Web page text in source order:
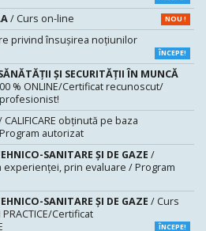
/ Curs on-line NOU !
privind însuşirea noţiunilor
ÎNCEPE!
ŞI SECURITĂŢII ÎN MUNCĂ
% ONLINE/Certificat recunoscut/
CALIFICARE obținută pe baza
autorizat
SANITARE ȘI DE GAZE /
experienței, prin evaluare / Program
SANITARE ŞI DE GAZE / Curs
PRACTICE/Certificat
ÎNCEPE!